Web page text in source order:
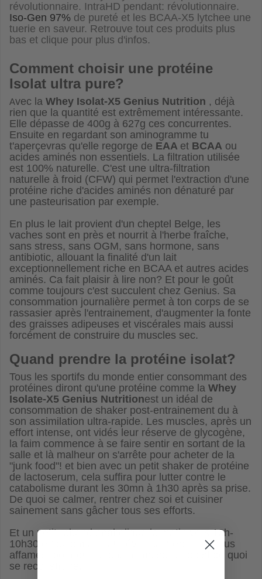
révolutionnaire. IntraHD pendant: révolutionnaire.
Iso-Gen 97% de pureté et les BCAA-X5 lytchee une
tuerie en saveur. Retrouve tout ces produits plus
bas et clique pour plus d'infos.
Comment choisir une protéine
Isolat ultra pure?
Avec la Whey Isolat-X5 Genius Nutrition , déjà
rien que la quantité est extrêmement intéressante.
Elle dépasse de 400g à 627g ces concurrentes.
Ensuite en regardant son aminogramme tu
t'aperçevras qu'elle regorge de EAA et BCAA ou
acides aminés non essentiels. La filtration utilisée
est 100% naturelle. C'est une ultra-filtration
naturelle à froid (CFW) qui permet l'extraction d'une
protéine riche d'acides aminés non dénaturé par
une pasteurisation par exemple.
En plus le lait provient d'un cheptel Belge, les
vaches sont en près et nourrit à l'herbe fraîche,
sans stress, sans OGM, sans hormone, sans
antibiotic, allouant la finalité d'un lait
exceptionnellement riche en BCAA et autres acides
aminés. Ca fait plaisir à lire non? Et pour le goût
comme toujours c'est succulent chez Genius. Sa
consommation journalière permet à ton corps de se
rassasier après l'entrainement, d'augmenter la fonte
des graisses adipeuses et viscérales mais aussi
forcément de construire du muscles sec.
Quand prendre la protéine isolat?
Tous les sportifs du monde entier consommant des
protéines diront qu'une protéine comme la Whey
Isolate-X5 Genius Nutritionest un idéal de
consommation de shaker post-entrainement du à
son assimilation ultra-rapide. Les muscles, après un
effort intense, ont vidés leur réserve de glycogène,
la faim commence à se faire sentir en sortant de la
salle et là malheur on s'arrête pour acheter de la
"junk food"! et bien avec un petit shaker de protéine
de lactoserum, cela suffira pour lutter contre le
catabolisme durant les 30mn à 1h30 après sa prise.
De quoi se calmer, rentrer chez soi et cuisiner
sainement sans gâcher tous ses efforts.
Et un petit rebond anabolique le matin vers 10h-
10h30 et/ou le matin au réveil calmeront les plus
affamés pour que la chaine musculaire est de quoi
se reconstruire.